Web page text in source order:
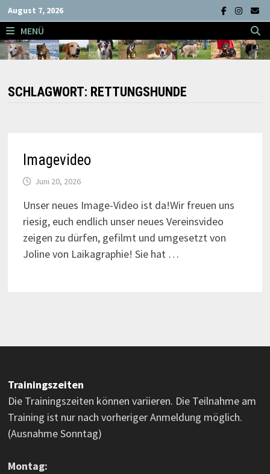
Zum
Inhalt
springen
August 7, 2026
MENÜ
SCHLAGWORT: RETTUNGSHUNDE
Imagevideo
Juni 20, 2026
Unser neues Image-Video ist da!Wir freuen uns
riesig, euch endlich unser neues Vereinsvideo
zeigen zu dürfen, gefilmt und umgesetzt von
Joline von Laikagraphie! Sie hat …
Trainingszeiten
Die Trainingszeiten können variieren. Die Teilnahme am
Training ist nur nach vorheriger Anmeldung möglich.
(Ausnahme Sonntag)
Montag: